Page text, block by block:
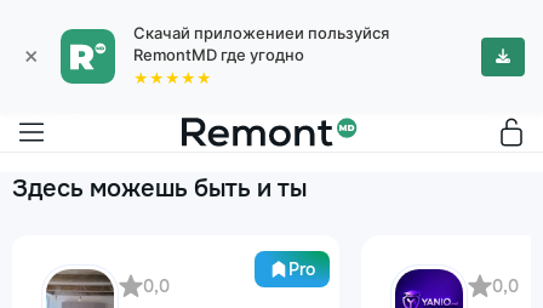
×
Скачай приложениеи пользуйся
RemontMD где угодно
★★★★★
Здесь можешь быть и ты
Pro
0,0
0,0